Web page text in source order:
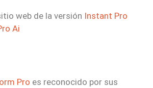
web de la versión Instant Pro
Ai
Pro es reconocido por sus